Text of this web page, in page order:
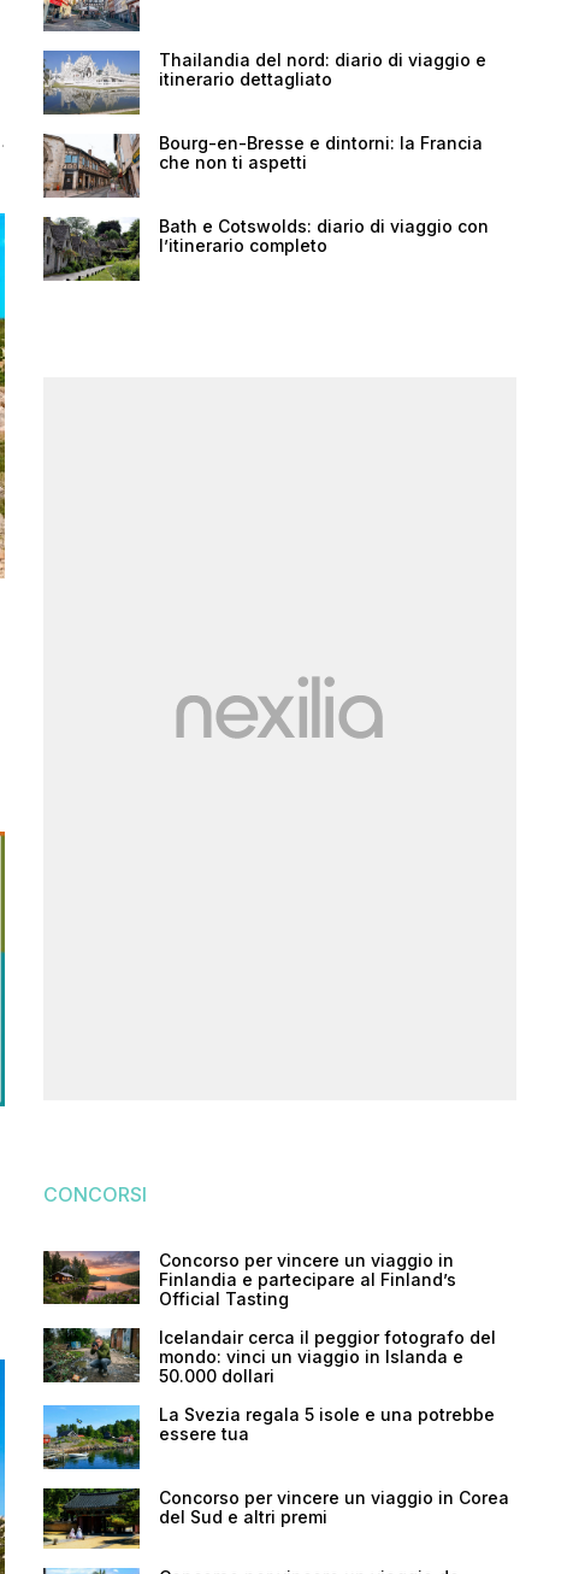
Thailandia del nord: diario di viaggio e
itinerario dettagliato
Bourg-en-Bresse e dintorni: la Francia
che non ti aspetti
Bath e Cotswolds: diario di viaggio con
l’itinerario completo
CONCORSI
Concorso per vincere un viaggio in
Finlandia e partecipare al Finland’s
Official Tasting
Icelandair cerca il peggior fotografo del
mondo: vinci un viaggio in Islanda e
50.000 dollari
La Svezia regala 5 isole e una potrebbe
essere tua
Concorso per vincere un viaggio in Corea
del Sud e altri premi